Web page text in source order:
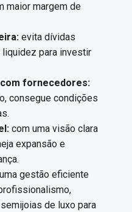
maior margem de
evita dívidas
para investir
fornecedores:
consegue condições
com uma visão clara
expansão e
uma gestão eficiente
de luxo para